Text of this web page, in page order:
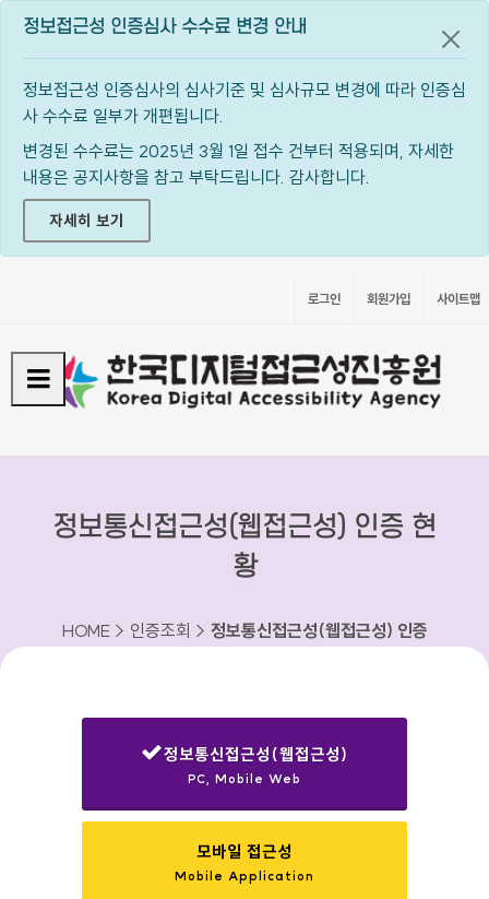
정보접근성 인증심사 수수료 변경 안내
정보접근성 인증심사의 심사기준 및 심사규모 변경에 따라 인증심
사 수수료 일부가 개편됩니다.
변경된 수수료는 2025년 3월 1일 접수 건부터 적용되며, 자세한
내용은 공지사항을 참고 부탁드립니다. 감사합니다.
자세히 보기
공지
로그인 회원가입 사이트맵
정보통신접근성(웹접근성) 인증 현
황
HOME > 인증조회 > 정보통신접근성(웹접근성) 인증
정보통신접근성(웹접근성)
PC, Mobile Web
모바일 접근성
Mobile Application